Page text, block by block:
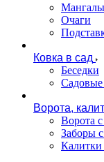
Очаги
Ковка в сад
Беседки
Садовые
Ворота,
Ворота с
Заборы
Калитки